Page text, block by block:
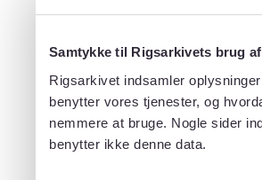
Samtykke til Rigsarkivets brug
Rigsarkivet indsamler
benytter vores tjenester, og
nemmere at bruge. Nogle sider
benytter ikke denne data.